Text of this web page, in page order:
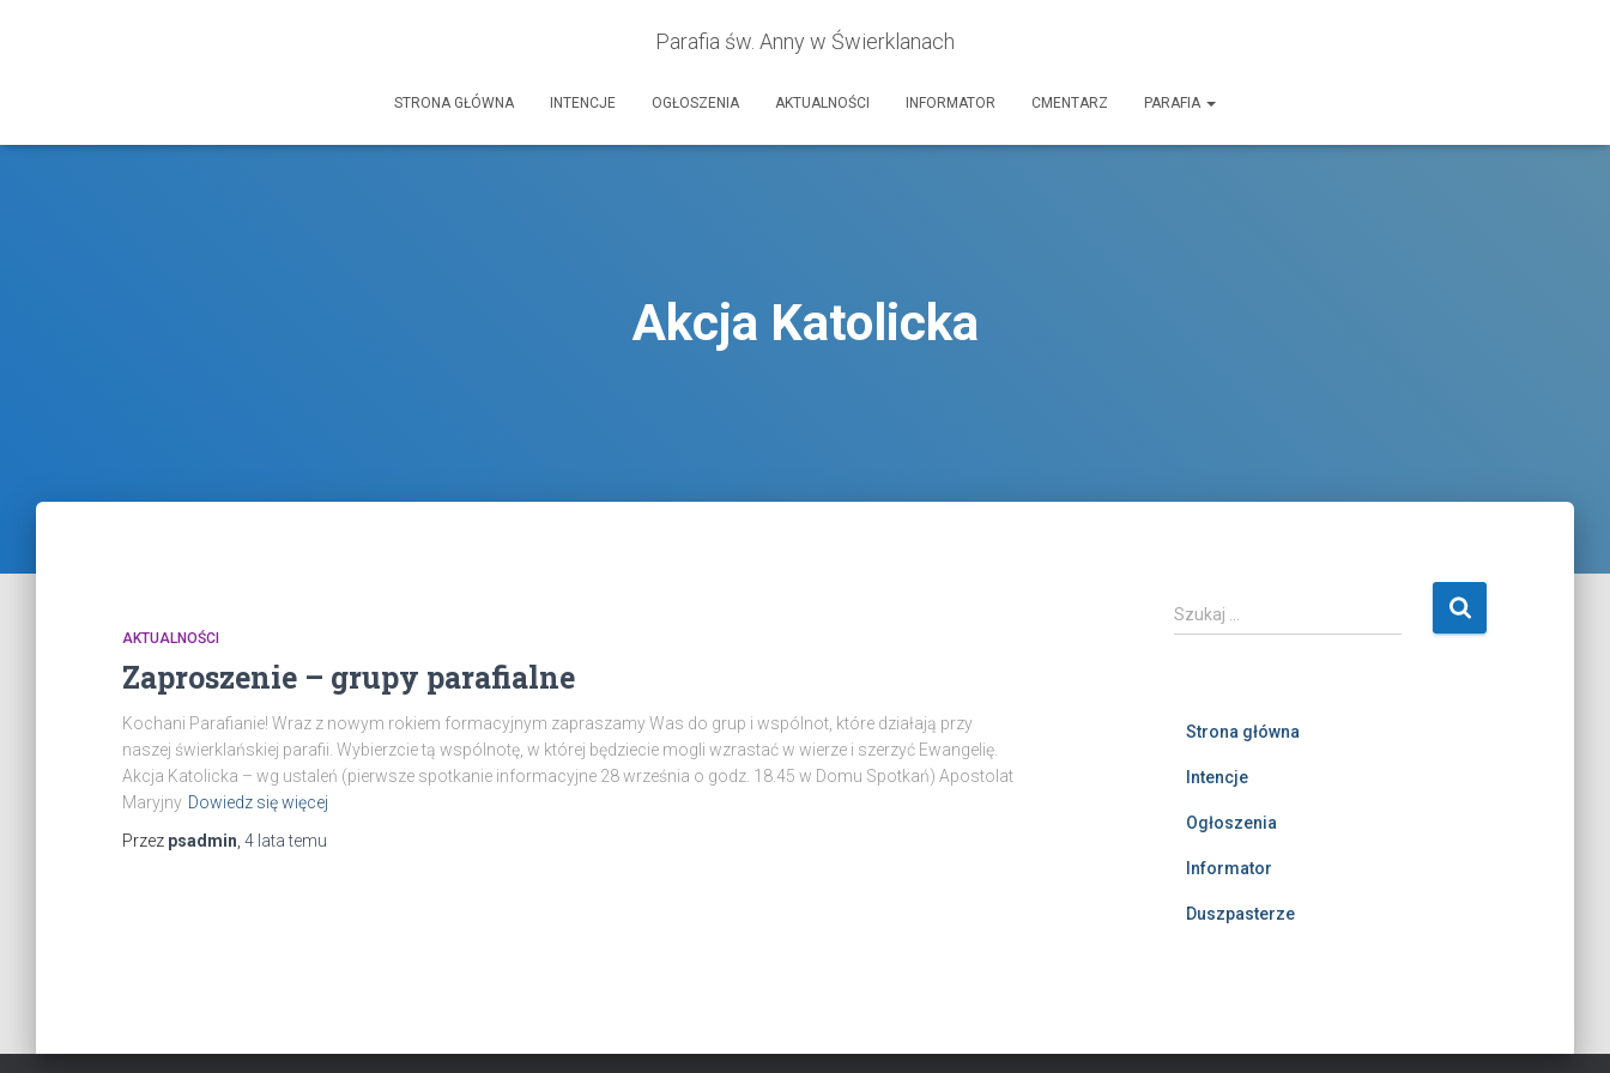
Parafia św. Anny w Świerklanach
STRONA GŁÓWNA INTENCJE OGŁOSZENIA AKTUALNOŚCI INFORMATOR CMENTARZ PARAFIA
Akcja Katolicka
AKTUALNOŚCI
Zaproszenie – grupy parafialne
Kochani Parafianie! Wraz z nowym rokiem formacyjnym zapraszamy Was do grup i wspólnot, które działają przy
naszej świerklańskiej parafii. Wybierzcie tą wspólnotę, w której będziecie mogli wzrastać w wierze i szerzyć Ewangelię.
Akcja Katolicka – wg ustaleń (pierwsze spotkanie informacyjne 28 września o godz. 18.45 w Domu Spotkań) Apostolat
Maryjny Dowiedz się więcej
Przez psadmin 4 latatemu
S
z
Szukaj …
Strona główna
Intencje
Ogłoszenia
Informator
Duszpasterze